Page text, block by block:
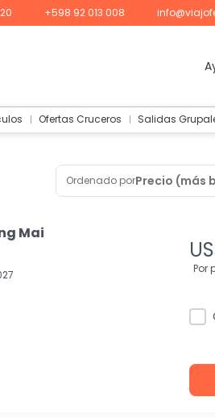
+598 92 013 008
Ofertas Cruceros Salidas
Ordenado porPrecio (más
Mai
Por